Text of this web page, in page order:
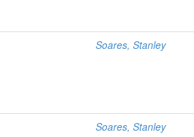
Soares, Stanley
Soares, Stanley